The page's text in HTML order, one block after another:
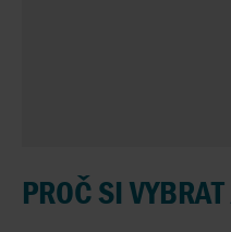
PROČ SI